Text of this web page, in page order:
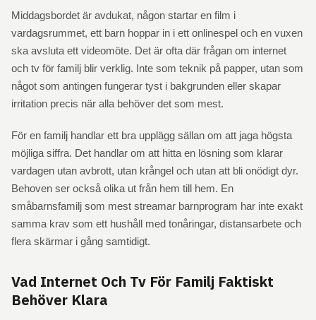
Middagsbordet är avdukat, någon startar en film i
vardagsrummet, ett barn hoppar in i ett onlinespel och en vuxen
ska avsluta ett videomöte. Det är ofta där frågan om internet
och tv för familj blir verklig. Inte som teknik på papper, utan som
något som antingen fungerar tyst i bakgrunden eller skapar
irritation precis när alla behöver det som mest.
För en familj handlar ett bra upplägg sällan om att jaga högsta
möjliga siffra. Det handlar om att hitta en lösning som klarar
vardagen utan avbrott, utan krångel och utan att bli onödigt dyr.
Behoven ser också olika ut från hem till hem. En
småbarnsfamilj som mest streamar barnprogram har inte exakt
samma krav som ett hushåll med tonåringar, distansarbete och
flera skärmar i gång samtidigt.
Vad Internet Och Tv För Familj Faktiskt
Behöver Klara